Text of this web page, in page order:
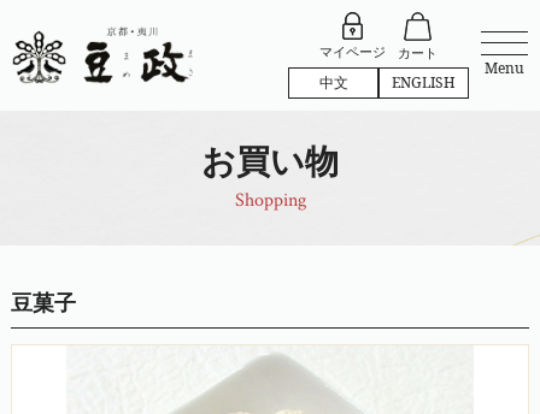
マイページ カート
中文 ENGLISH
Menu
お買い物
Shopping
豆菓子